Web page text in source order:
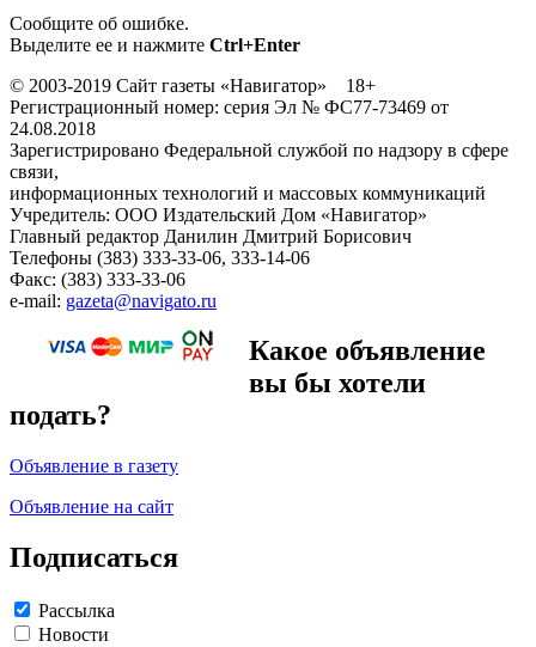
Сообщите об ошибке.
Выделите ее и нажмите Ctrl+Enter
© 2003-2019 Сайт газеты «Навигатор» 18+
Регистрационный номер: серия Эл № ФС77-73469 от
24.08.2018
Зарегистрировано Федеральной службой по надзору в сфере
связи,
информационных технологий и массовых коммуникаций
Учредитель: ООО Издательский Дом «Навигатор»
Главный редактор Данилин Дмитрий Борисович
Телефоны (383) 333-33-06, 333-14-06
Факс: (383) 333-33-06
e-mail: gazeta@navigato.ru
Какое объявление
вы бы хотели
подать?
Объявление в газету
Объявление на сайт
Подписаться
Рассылка
Новости